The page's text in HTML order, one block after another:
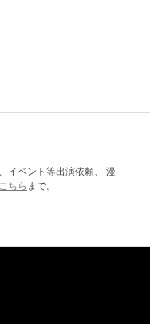
イベント等出演依頼、 漫
こちら まで。